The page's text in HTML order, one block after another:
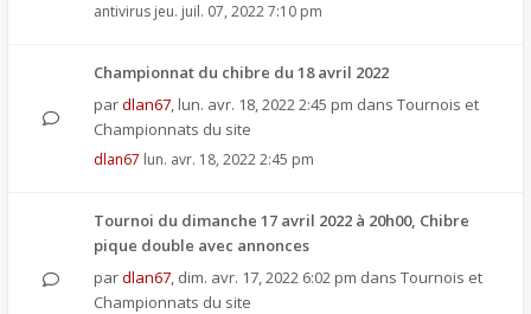
antivirus jeu. juil. 07, 2022 7:10 pm
Championnat du chibre du 18 avril 2022
pardlan67, lun. avr. 18, 2022 2:45 pm dans Tournois et
Championnats du site
dlan67 lun. avr. 18, 2022 2:45 pm
Tournoi du dimanche 17 avril 2022 à 20h00, Chibre
pique double avec annonces
pardlan67, dim. avr. 17, 2022 6:02 pm dans Tournois et
Championnats du site